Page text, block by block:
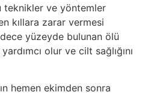
teknikler ve yöntemler
kıllara zarar vermesi
yüzeyde bulunan ölü
olur ve cilt sağlığını
hemen ekimden sonra